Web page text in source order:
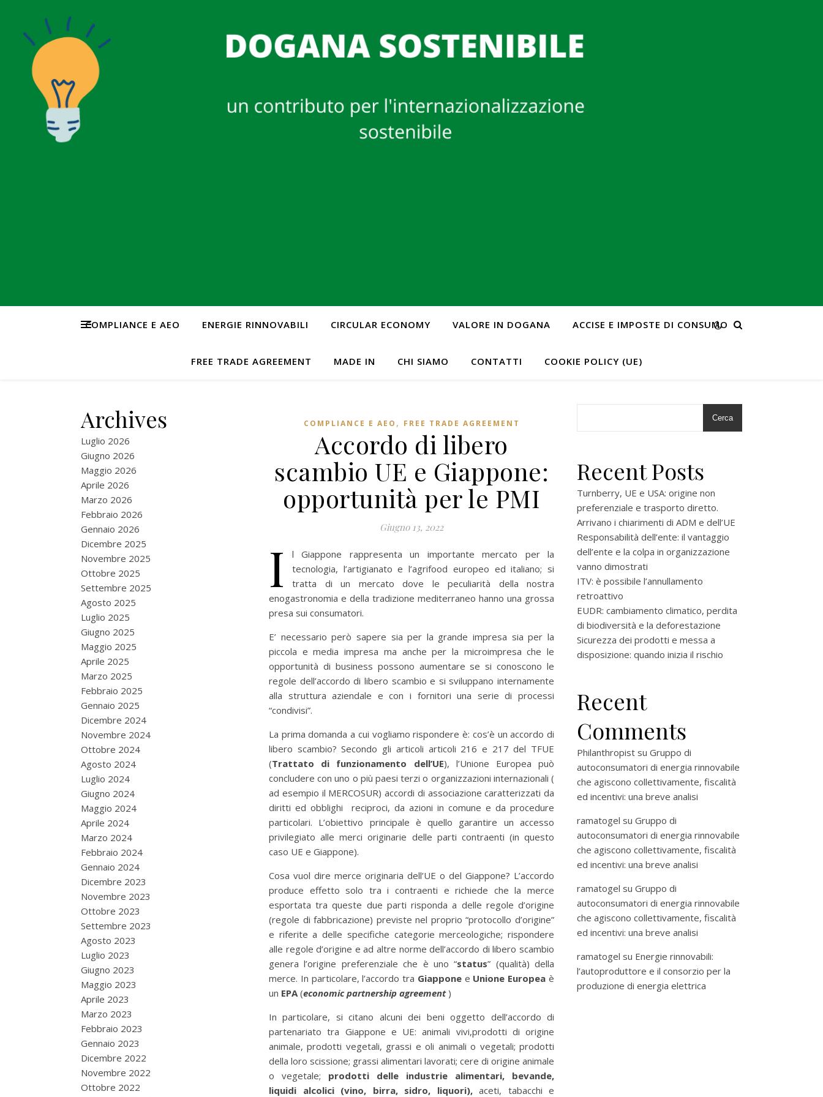
COMPLIANCE E AEO ENERGIE RINNOVABILI CIRCULAR ECONOMY VALORE IN DOGANA ACCISE E IMPOSTE DI CONSUMO
FREE TRADE AGREEMENT MADE IN CHI SIAMO CONTATTI COOKIE POLICY (UE)
Archives
Luglio 2026
Giugno 2026
Maggio 2026
Aprile 2026
Marzo 2026
Febbraio 2026
Gennaio 2026
Dicembre 2025
Novembre 2025
Ottobre 2025
Settembre 2025
Agosto 2025
Luglio 2025
Giugno 2025
Maggio 2025
Aprile 2025
Marzo 2025
Febbraio 2025
Gennaio 2025
Dicembre 2024
Novembre 2024
Ottobre 2024
Agosto 2024
Luglio 2024
Giugno 2024
Maggio 2024
Aprile 2024
Marzo 2024
Febbraio 2024
Gennaio 2024
Dicembre 2023
Novembre 2023
Ottobre 2023
Settembre 2023
Agosto 2023
Luglio 2023
Giugno 2023
Maggio 2023
Aprile 2023
Marzo 2023
Febbraio 2023
Gennaio 2023
Dicembre 2022
Novembre 2022
Ottobre 2022
COMPLIANCE E AEO , FREE TRADE AGREEMENT
Accordo di libero
scambio UE e Giappone:
opportunità per le PMI
Giugno 13, 2022
I
l Giappone rappresenta un importante mercato per la
tecnologia, l’artigianato e l’agrifood europeo ed italiano; si
tratta di un mercato dove le peculiarità della nostra
enogastronomia e della tradizione mediterraneo hanno una grossa
presa sui consumatori.
E’ necessario però sapere sia per la grande impresa sia per la
piccola e media impresa ma anche per la microimpresa che le
opportunità di business possono aumentare se si conoscono le
regole dell’accordo di libero scambio e si sviluppano internamente
alla struttura aziendale e con i fornitori una serie di processi
“condivisi”.
La prima domanda a cui vogliamo rispondere è: cos’è un accordo di
libero scambio? Secondo gli articoli articoli 216 e 217 del TFUE
(Trattato di funzionamento dell’UE), l’Unione Europea può
concludere con uno o più paesi terzi o organizzazioni internazionali (
ad esempio il MERCOSUR) accordi di associazione caratterizzati da
diritti ed obblighi reciproci, da azioni in comune e da procedure
particolari. L’obiettivo principale è quello garantire un accesso
privilegiato alle merci originarie delle parti contraenti (in questo
caso UE e Giappone).
Cosa vuol dire merce originaria dell’UE o del Giappone? L’accordo
produce effetto solo tra i contraenti e richiede che la merce
esportata tra queste due parti risponda a delle regole d’origine
(regole di fabbricazione) previste nel proprio “protocollo d’origine”
e riferite a delle specifiche categorie merceologiche; rispondere
alle regole d’origine e ad altre norme dell’accordo di libero scambio
genera l’origine preferenziale che è uno “status” (qualità) della
merce. In particolare, l’accordo tra Giappone e Unione Europea è
un EPA(economic partnership agreement)
In particolare, si citano alcuni dei beni oggetto dell’accordo di
partenariato tra Giappone e UE: animali vivi,prodotti di origine
animale, prodotti vegetali, grassi e oli animali o vegetali; prodotti
della loro scissione; grassi alimentari lavorati; cere di origine animale
o vegetale; prodotti delle industrie alimentari, bevande,
liquidi alcolici (vino, birra, sidro, liquori),aceti, tabacchi e
Cerca
Recent Posts
Turnberry, UE e USA: origine non
preferenziale e trasporto diretto.
Arrivano i chiarimenti di ADM e dell’UE
Responsabilità dell’ente: il vantaggio
dell’ente e la colpa in organizzazione
vanno dimostrati
ITV: è possibile l’annullamento
retroattivo
EUDR: cambiamento climatico, perdita
di biodiversità e la deforestazione
Sicurezza dei prodotti e messa a
disposizione: quando inizia il rischio
Recent
Comments
Philanthropist su Gruppo di
autoconsumatori di energia rinnovabile
che agiscono collettivamente, fiscalità
ed incentivi: una breve analisi
ramatogel su Gruppo di
autoconsumatori di energia rinnovabile
che agiscono collettivamente, fiscalità
ed incentivi: una breve analisi
ramatogel su Gruppo di
autoconsumatori di energia rinnovabile
che agiscono collettivamente, fiscalità
ed incentivi: una breve analisi
ramatogel su Energie rinnovabili:
l’autoproduttore e il consorzio per la
produzione di energia elettrica